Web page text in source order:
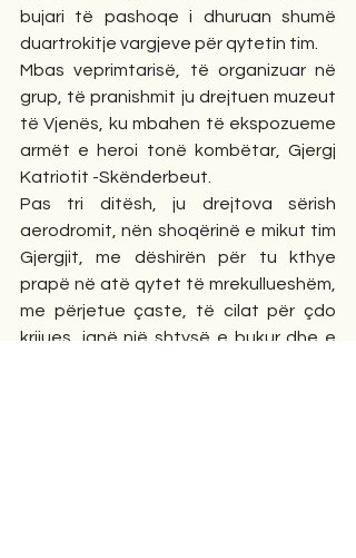
bujari të pashoqe i dhuruan shumë
duartrokitje vargjeve për qytetin tim.
Mbas veprimtarisë, të organizuar në
grup, të pranishmit ju drejtuen muzeut
të Vjenës, ku mbahen të ekspozueme
armët e heroi tonë kombëtar, Gjergj
Katriotit -Skënderbeut.
Pas tri ditësh, ju drejtova sërish
aerodromit, nën shoqërinë e mikut tim
Gjergjit, me dëshirën për tu kthye
prapë në atë qytet të mrekullueshëm,
me përjetue çaste, të cilat për çdo
krijues, janë një shtysë e bukur dhe e